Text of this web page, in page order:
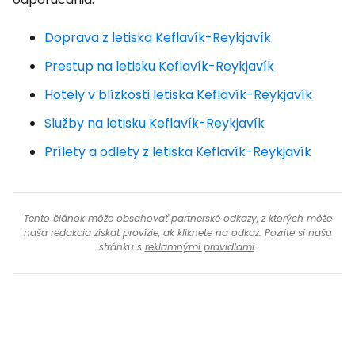
Doprava z letiska Keflavík-Reykjavík
Prestup na letisku Keflavík-Reykjavík
Hotely v blízkosti letiska Keflavík-Reykjavík
Služby na letisku Keflavík-Reykjavík
Prílety a odlety z letiska Keflavík-Reykjavík
Tento článok môže obsahovať partnerské odkazy, z ktorých môže
naša redakcia získať provízie, ak kliknete na odkaz. Pozrite si našu
stránku s reklamnými pravidlami.